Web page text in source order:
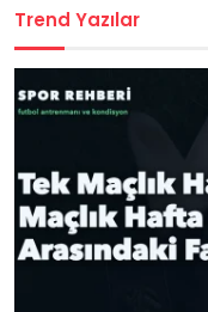
Trend Yazılar